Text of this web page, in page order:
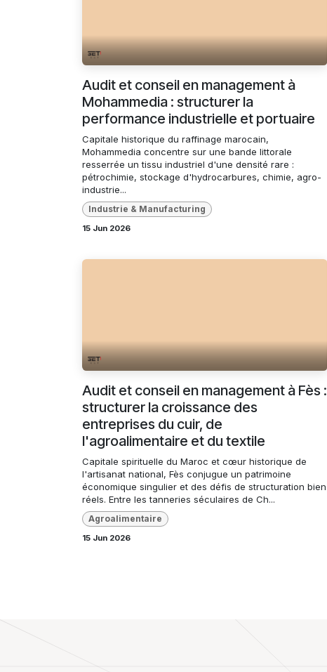
Audit et conseil en management à
Mohammedia : structurer la
performance industrielle et portuaire
Capitale historique du raffinage marocain,
Mohammedia concentre sur une bande littorale
resserrée un tissu industriel d'une densité rare :
pétrochimie, stockage d'hydrocarbures, chimie, agro-
industrie...
Industrie & Manufacturing
15 Jun 2026
Audit et conseil en management à Fès :
structurer la croissance des
entreprises du cuir, de
l'agroalimentaire et du textile
Capitale spirituelle du Maroc et cœur historique de
l'artisanat national, Fès conjugue un patrimoine
économique singulier et des défis de structuration bien
réels. Entre les tanneries séculaires de Ch...
Agroalimentaire
15 Jun 2026